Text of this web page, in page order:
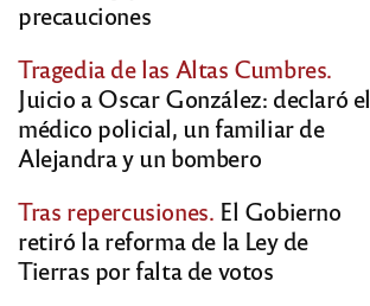
precauciones
Tragedia de las Altas Cumbres.
Juicio a Oscar González: declaró el
médico policial, un familiar de
Alejandra y un bombero
Tras repercusiones. El Gobierno
retiró la reforma de la Ley de
Tierras por falta de votos